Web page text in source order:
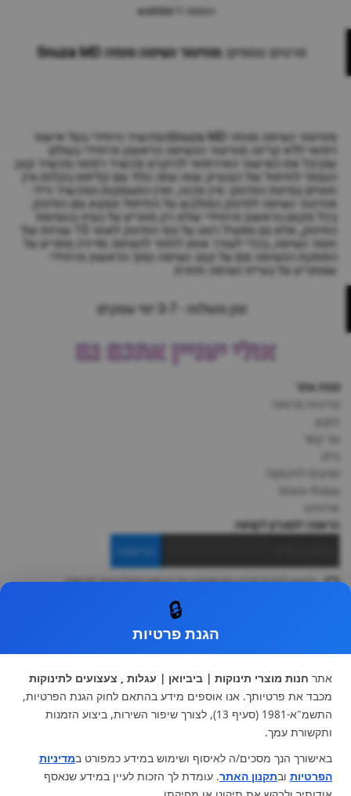
הוספה ל-wishlist
פרטים נוספים:מוניטור נשימה סנוזה Snuza MD
מוניטור נשימה סנוזה Snuza MDהמכשיר היחידי בעל אישור
רפואי ללא קרינה מוניטור הנשימה הראשון והיחידי בעולם
שקיבל את האישור האירופאי להיקרא מכשיר רפואי.מכשיר קטן
הנצמד לחיתול של הצוציק שזה עתה נולד עם קליפס בקלות.אין
חוטים במיטת התינוק- אין סכנה, ואין התעסקות.המכשיר נייד-
מוניטור נשימה לתינוק המולבש על החיתול ונמצא עם התינוק
בכל מקום.הראשון והיחידי שלא רק מתריע על בעיה בנשימת
התינוק, אלא גם מפעיל רטט על גוף התינוק לאחר 15 שניות של
חוסר נשימה, בכדי לעורר אותו לחזור לנשימה סדירה.מתריע על
הפסקת הנשימה וגם על קצב נשימה נמוך.הראשון והיחידי
שמתריע על בעיית נשימה חוזרת.
זמן משלוח - 3-7 ימי עסקים
אולי יעניין אתכם גם
מפת אתר
צור קשר
מותגים לתינוקות
black-friday
אודותינו
הרשמה למועדון לקוחות
הרשמה
ברצוני לקבל מידע ופרסומות על הנחות וקולקציות חדשות
עגלות וטיולונים
כיסא בטיחות ואביזרים
ריהוט לתינוקות
מצעים למיטת תינוק וטקסטיל
צעצועי ילדים
על גלגלים
הנקה והאכלה
מוצרי אמבטיה
מוזמנים לבקר אותנו:
🔒
הגנת פרטיות
אתר חנות מוצרי תינוקות | ביביואן | עגלות , צעצועים לתינוקות
מכבד את פרטיותך. אנו אוספים מידע בהתאם לחוק הגנת הפרטיות,
התשמ"א-1981 (סעיף 13), לצורך שיפור השירות, ביצוע הזמנות
ותקשורת עמך.
באישורך הנך מסכים/ה לאיסוף ושימוש במידע כמפורט במדיניות
הפרטיות ובתקנון האתר. עומדת לך הזכות לעיין במידע שנאסף